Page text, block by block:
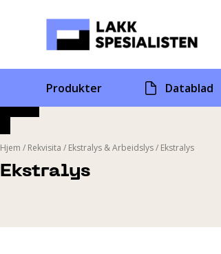
Produkter Datablad
Ekstralys
Hjem / Rekvisita / Ekstralys & Arbeidslys/ Ekstralys